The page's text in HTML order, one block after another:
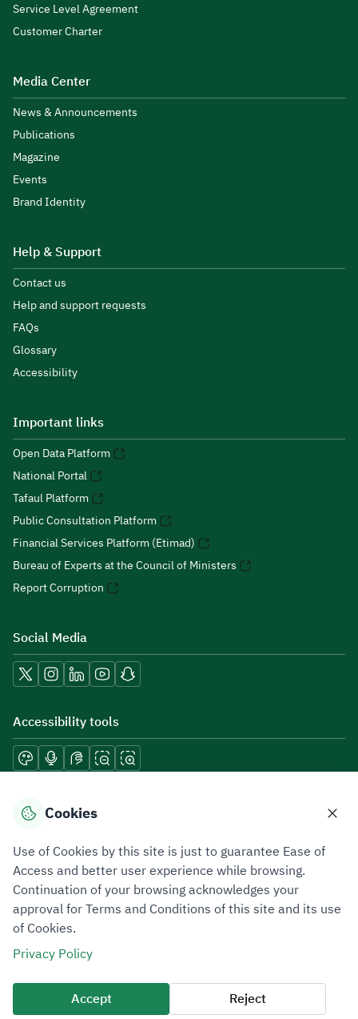
Service Level Agreement
Customer Charter
Media Center
News & Announcements
Publications
Magazine
Events
Brand Identity
Help & Support
Contact us
Help and support requests
FAQs
Glossary
Accessibility
Important links
Open Data Platform
National Portal
Tafaul Platform
Public Consultation Platform
Financial Services Platform (Etimad)
Bureau of Experts at the Council of Ministers
Report Corruption
Social Media
Accessibility tools
Download mobile applications
Privacy PolicyTerms of UseSite Map
All rights reserved 2026 © ZATCA.GOV.SA
Developed and Maintained by Zakat, Tax and Customs Authority
Last update for site was
06 August 2026 10:32 AM
Cookies
Use of Cookies by this site is just to guarantee Ease of
Access and better user experience while browsing.
Continuation of your browsing acknowledges your
approval for Terms and Conditions of this site and its use
of Cookies.
Privacy Policy
Accept Reject